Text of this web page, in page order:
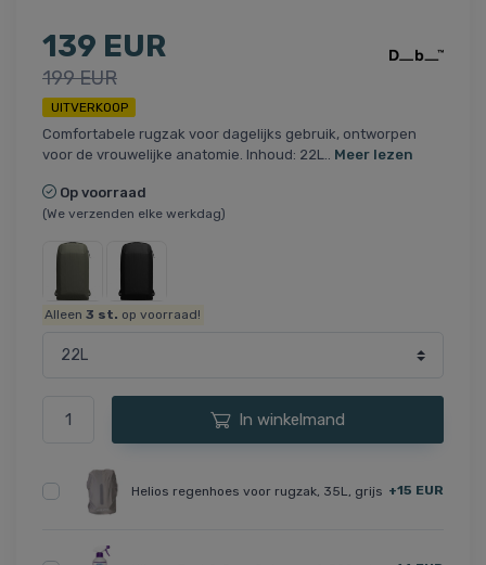
139 EUR
199 EUR
UITVERKOOP
Comfortabele rugzak voor dagelijks gebruik, ontworpen
voor de vrouwelijke anatomie. Inhoud: 22L.. Meer lezen
Op voorraad
(We verzenden elke werkdag)
Alleen3 st. op voorraad!
In winkelmand
Helios regenhoes voor rugzak, 35L, grijs +15 EUR